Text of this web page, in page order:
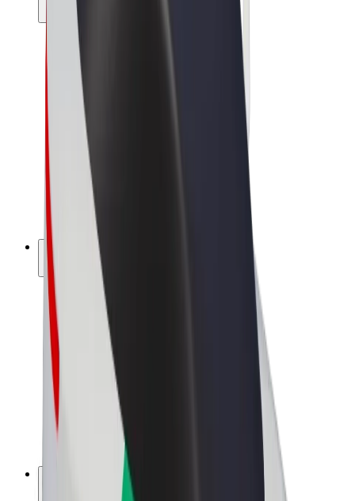
Kelionės
Paspirtukai
„Bolt Market“
„Bolt Food“
„Bolt Drive“
„Bolt for Business“
El. dviračiai
„Bolt Plus“
Užsidirbkite su „Bolt“
Vairuotojai
Vairuotojo pajamos
Kurjeriai
Kurjerio pajamos
„Bolt Food“ restoranai ir parduotuvės
Automobilių nuomos parkai